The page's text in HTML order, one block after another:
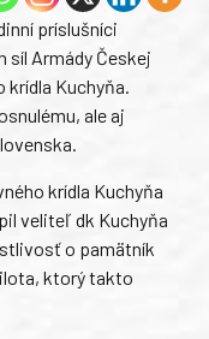
príslušníci
síl Armády Českej
krídla Kuchyňa.
ale aj
krídla Kuchyňa
veliteľ dk Kuchyňa
o pamätník
ktorý takto